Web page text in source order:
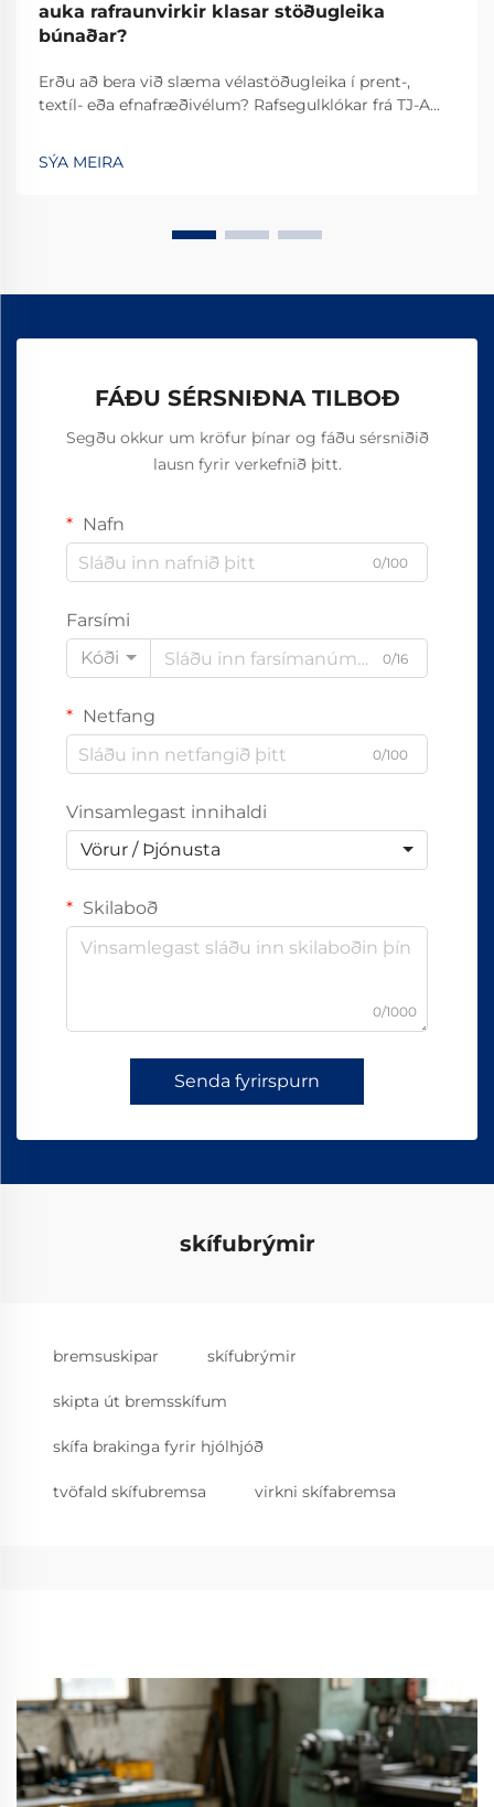
auka rafraunvirkir klasar stöðugleika
búnaðar?
Erðu að bera við slæma vélastöðugleika í prent-,
textíl- eða efnafræðivélum? Rafsegulklókar frá TJ-A
öruggleika án asbests. Kynntu þér hvernig vinsælustu
alþjóðlegu framleiðendur ná 99,8% áreiðanleika –
SÝA MEIRA
FÁÐU SÉRSNIÐNA TILBOÐ
Segðu okkur um kröfur þínar og fáðu sérsniðið
lausn fyrir verkefnið þitt.
Nafn
0/100
Farsími
Kóði
0/16
Netfang
0/100
Vinsamlegast innihaldi
Vörur / Þjónusta
Skilaboð
0/1000
Senda fyrirspurn
skífubrýmir
bremsuskipar skífubrýmir
skipta út bremsskífum
skífa brakinga fyrir hjólhjóð
tvöfald skífubremsa virkni skífabremsa